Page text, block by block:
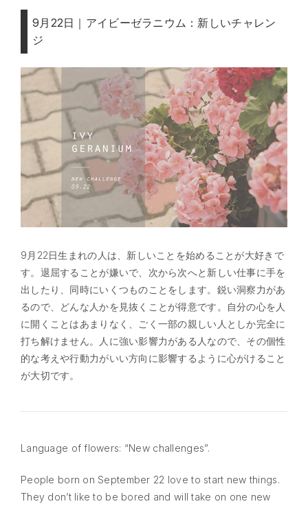
9月22日｜アイビーゼラニウム：新しいチャレン
ジ
9月22日生まれの人は、新しいことを始めることが大好きで
す。退屈することが嫌いで、次から次へと新しい仕事に手を
出したり、同時にいくつものことをします。鋭い洞察力があ
るので、どんな人かを見抜くことが得意です。自分の心を人
に開くことはあまりなく、ごく一部の親しい人としか完全に
打ち解けません。人に強い影響力がある人なので、その個性
的な考えや行動力がいい方向に影響するように心がけること
が大切です。
Language of flowers: “New challenges”.
People born on September 22 love to start new things.
They don’t like to be bored and will take on one new